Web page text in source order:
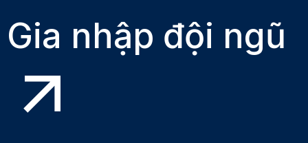
Gia nhập đội ngũ